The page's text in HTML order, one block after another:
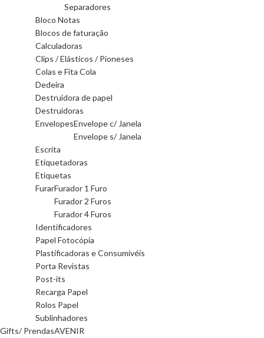
Separadores
Bloco Notas
Blocos de faturação
Calculadoras
Clips / Elásticos / Pioneses
Colas e Fita Cola
Dedeira
Destruidora de papel
Destruidoras
EnvelopesEnvelope c/ Janela
Envelope s/ Janela
Escrita
Etiquetadoras
Etiquetas
FurarFurador 1 Furo
Furador 2 Furos
Furador 4 Furos
Identificadores
Papel Fotocópia
Plastificadoras e Consumivéis
Porta Revistas
Post-its
Recarga Papel
Rolos Papel
Sublinhadores
Gifts/ PrendasAVENIR